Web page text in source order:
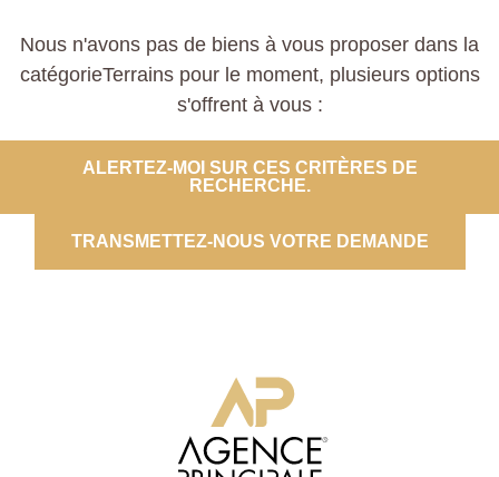
Nous n'avons pas de biens à vous proposer dans la
catégorieTerrains pour le moment, plusieurs options
s'offrent à vous :
ALERTEZ-MOI SUR CES CRITÈRES DE
RECHERCHE.
TRANSMETTEZ-NOUS VOTRE DEMANDE